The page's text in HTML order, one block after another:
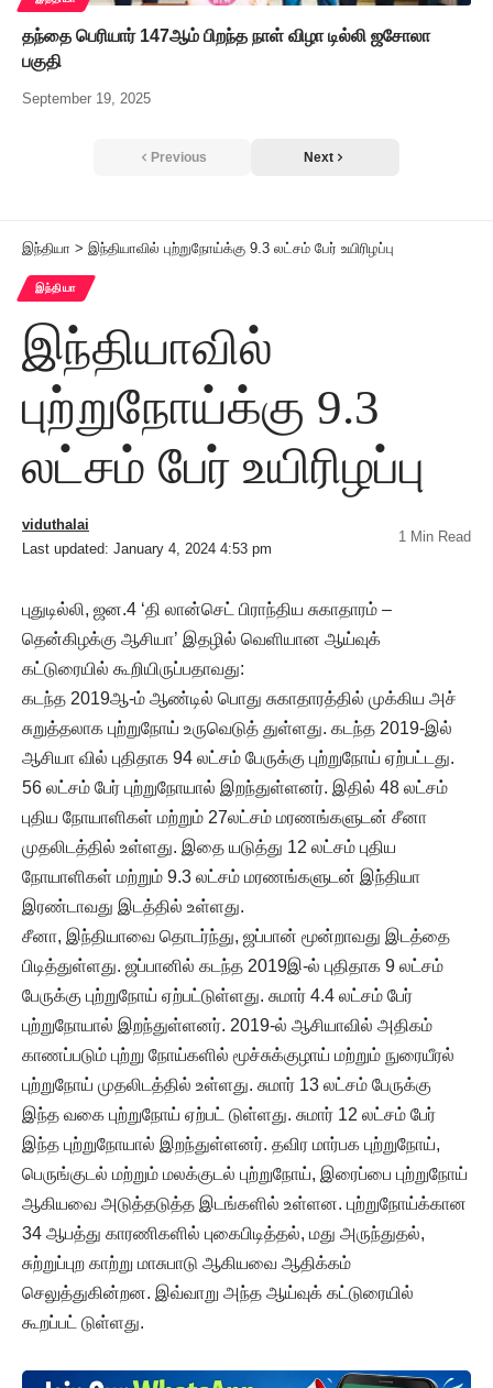
தந்தை பெரியார் 147ஆம் பிறந்த நாள் விழா டில்லி ஜசோலா
பகுதி
September 19, 2025
Previous Next
இந்தியா > இந்தியாவில் புற்றுநோய்க்கு 9.3 லட்சம் பேர் உயிரிழப்பு
இந்தியா
இந்தியாவில்
புற்றுநோய்க்கு 9.3
லட்சம் பேர் உயிரிழப்பு
Last updated: January 4, 2024 4:53 pm
viduthalai
1 Min Read
புதுடில்லி, ஜன.4 ‘தி லான்செட் பிராந்திய சுகாதாரம் –
தென்கிழக்கு ஆசியா’ இதழில் வெளியான ஆய்வுக்
கட்டுரையில் கூறியிருப்பதாவது:
கடந்த 2019ஆ-ம் ஆண்டில் பொது சுகாதாரத்தில் முக்கிய அச்
சுறுத்தலாக புற்றுநோய் உருவெடுத் துள்ளது. கடந்த 2019-இல்
ஆசியா வில் புதிதாக 94 லட்சம் பேருக்கு புற்றுநோய் ஏற்பட்டது.
56 லட்சம் பேர் புற்றுநோயால் இறந்துள்ளனர். இதில் 48 லட்சம்
புதிய நோயாளிகள் மற்றும் 27லட்சம் மரணங்களுடன் சீனா
முதலிடத்தில் உள்ளது. இதை யடுத்து 12 லட்சம் புதிய
நோயாளிகள் மற்றும் 9.3 லட்சம் மரணங்களுடன் இந்தியா
இரண்டாவது இடத்தில் உள்ளது.
சீனா, இந்தியாவை தொடர்ந்து, ஜப்பான் மூன்றாவது இடத்தை
பிடித்துள்ளது. ஜப்பானில் கடந்த 2019இ-ல் புதிதாக 9 லட்சம்
பேருக்கு புற்றுநோய் ஏற்பட்டுள்ளது. சுமார் 4.4 லட்சம் பேர்
புற்றுநோயால் இறந்துள்ளனர். 2019-ல் ஆசியாவில் அதிகம்
காணப்படும் புற்று நோய்களில் மூச்சுக்குழாய் மற்றும் நுரையீரல்
புற்றுநோய் முதலிடத்தில் உள்ளது. சுமார் 13 லட்சம் பேருக்கு
இந்த வகை புற்றுநோய் ஏற்பட் டுள்ளது. சுமார் 12 லட்சம் பேர்
இந்த புற்றுநோயால் இறந்துள்ளனர். தவிர மார்பக புற்றுநோய்,
பெருங்குடல் மற்றும் மலக்குடல் புற்றுநோய், இரைப்பை புற்றுநோய்
ஆகியவை அடுத்தடுத்த இடங்களில் உள்ளன. புற்றுநோய்க்கான
34 ஆபத்து காரணிகளில் புகைபிடித்தல், மது அருந்துதல்,
சுற்றுப்புற காற்று மாசுபாடு ஆகியவை ஆதிக்கம்
செலுத்துகின்றன. இவ்வாறு அந்த ஆய்வுக் கட்டுரையில்
கூறப்பட் டுள்ளது.